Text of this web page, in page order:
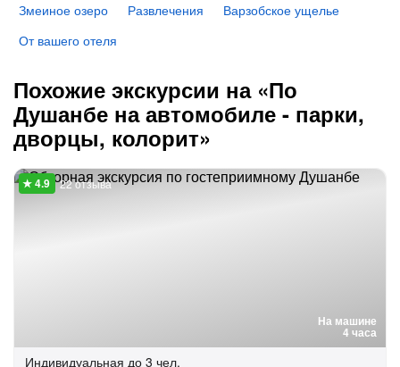
Змеиное озеро
Развлечения
Варзобское ущелье
От вашего отеля
Похожие экскурсии на «По
Душанбе на автомобиле - парки,
дворцы, колорит»
На машине
4 часа
22 отзыва
Индивидуальная до 3 чел.